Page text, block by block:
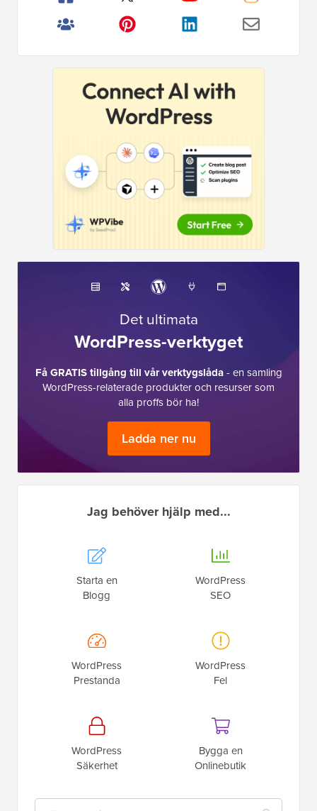
Det ultimata
WordPress-verktyget
Få GRATIS tillgång till vår verktygslåda- en samling
WordPress-relaterade produkter och resurser som
alla proffs bör ha!
Ladda ner nu
Jag behöver hjälp med...
Starta en
Blogg
WordPress
SEO
WordPress
Prestanda
WordPress
Fel
WordPress
Säkerhet
Bygga en
Onlinebutik